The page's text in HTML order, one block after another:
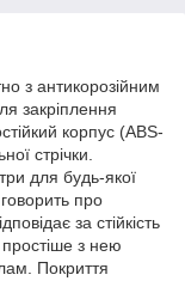
з антикорозійним
закріплення
корпус (АВS-
стрічки.
для будь-якої
про
за стійкість
з нею
Покриття